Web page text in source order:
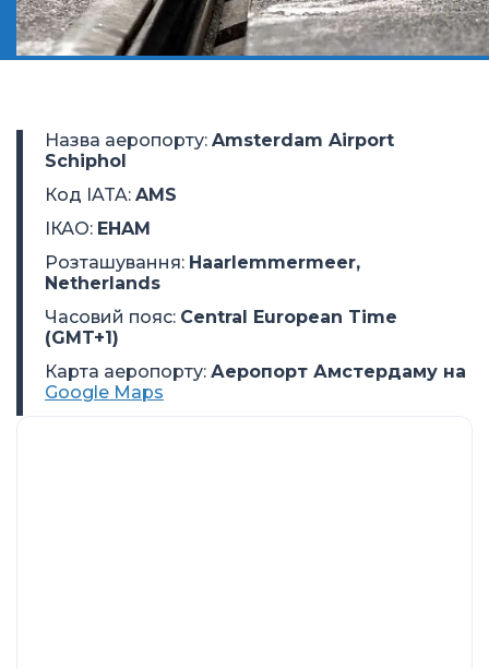
Назва аеропорту: Amsterdam Airport
Schiphol
Код IATA: AMS
ІКАО: EHAM
Розташування: Haarlemmermeer,
Netherlands
Часовий пояс: Central European Time
(GMT+1)
Карта аеропорту: Аеропорт Амстердаму на
Google Maps